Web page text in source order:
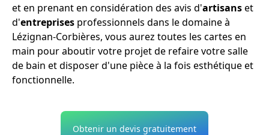
et en prenant en considération des avis d'artisanset
d'entreprises professionnels dans le domaine à
Lézignan-Corbières, vous aurez toutes les cartes en
main pour aboutir votre projet de refaire votre salle
de bain et disposer d'une pièce à la fois esthétique et
fonctionnelle.
Obtenir un devis gratuitement